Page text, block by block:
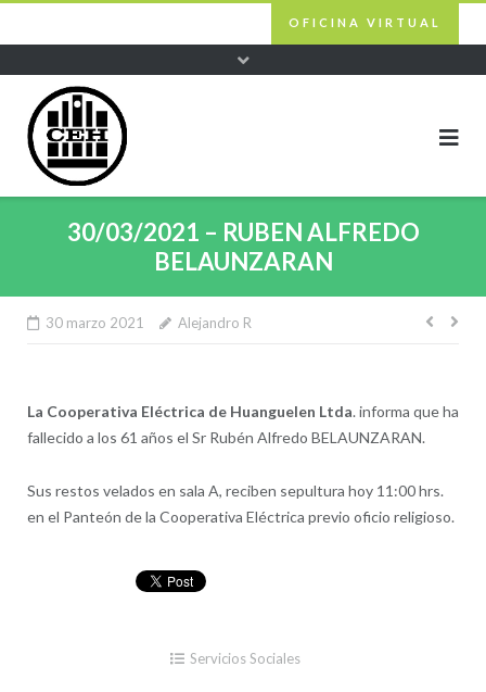
OFICINA VIRTUAL
30/03/2021 – RUBEN ALFREDO
BELAUNZARAN
30 marzo 2021 Alejandro R
La Cooperativa Eléctrica de Huanguelen Ltda. informa que ha
fallecido a los 61 años el Sr Rubén Alfredo BELAUNZARAN.
Sus restos velados en sala A, reciben sepultura hoy 11:00 hrs.
en el Panteón de la Cooperativa Eléctrica previo oficio religioso.
Servicios Sociales